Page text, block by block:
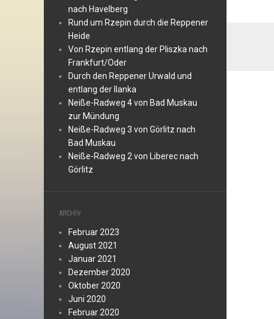
nach Havelberg
Rund um Rzepin durch die Reppener
Heide
Von Rzepin entlang der Pliszka nach
Frankfurt/Oder
Durch den Reppener Urwald und
entlang der Ilanka
Neiße-Radweg 4 von Bad Muskau
zur Mündung
Neiße-Radweg 3 von Görlitz nach
Bad Muskau
Neiße-Radweg 2 von Liberec nach
Görlitz
ARCHIV
Februar 2023
August 2021
Januar 2021
Dezember 2020
Oktober 2020
Juni 2020
Februar 2020